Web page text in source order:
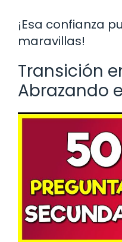
¡Esa confianza
maravillas!
Transición
Abrazando